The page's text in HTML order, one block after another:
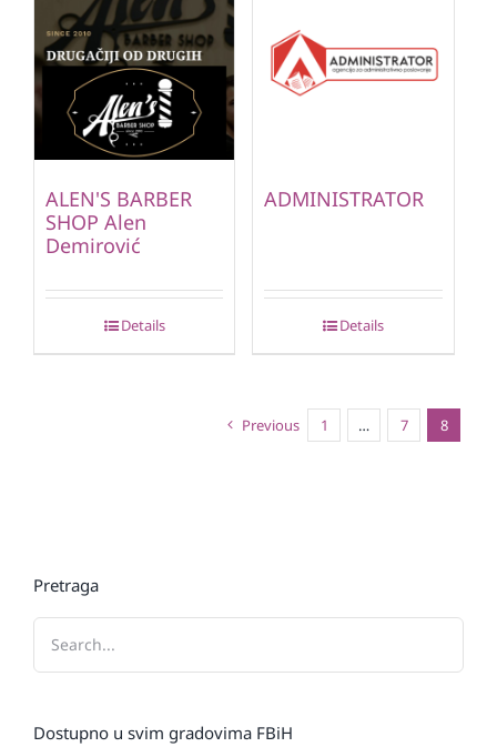
ALEN'S BARBER
SHOP Alen
Demirović
Details
ADMINISTRATOR
Details
Previous 1 … 7 8
Pretraga
Dostupno u svim gradovima FBiH